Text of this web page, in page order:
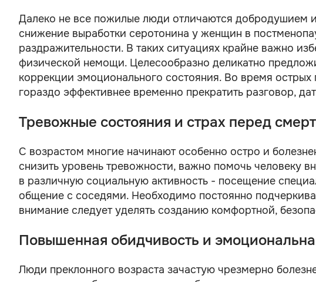
Далеко не все пожилые люди отличаются добродушием
снижение выработки серотонина у женщин в
раздражительности. В таких ситуациях крайне важно
физической немощи. Целесообразно деликатно
коррекции эмоционального состояния. Во время острых
гораздо эффективнее временно прекратить разговор,
Тревожные состояния и страх перед
С возрастом многие начинают особенно остро и
снизить уровень тревожности, важно помочь человеку
в различную социальную активность - посещение
общение с соседями. Необходимо постоянно
внимание следует уделять созданию комфортной,
Повышенная обидчивость и
Люди преклонного возраста зачастую чрезмерно